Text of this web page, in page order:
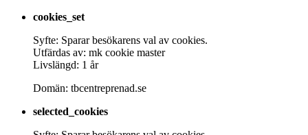
cookies_set
Syfte: Sparar besökarens val av cookies.
Utfärdas av: mk cookie master
Livslängd: 1 år
Domän: tbcentreprenad.se
selected_cookies